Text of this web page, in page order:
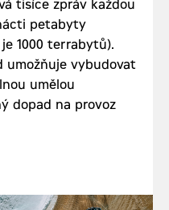
tisíce zpráv každou
petabyty
1000 terrabytů).
umožňuje vybudovat
umělou
dopad na provoz